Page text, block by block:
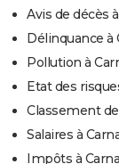
Avis de décès
Délinquance à
Pollution à
Etat des
Classement
Salaires à
Impôts à